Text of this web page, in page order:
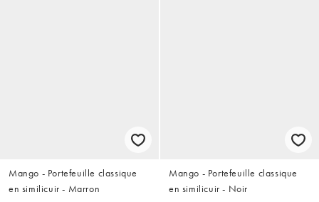
Mango - Portefeuille classique
en similicuir - Marron
Mango - Portefeuille classique
en similicuir - Noir